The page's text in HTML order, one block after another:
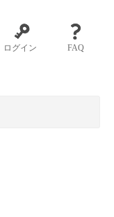
ログイン FAQ